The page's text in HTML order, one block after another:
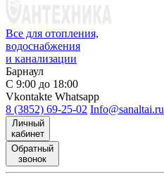
Все для отопления,
водоснабжения
и канализации
Барнаул
С 9:00 до 18:00
Vkontakte Whatsapp
8 (3852) 69-25-02 Info@sanaltai.ru
Личный
кабинет
Обратный
звонок